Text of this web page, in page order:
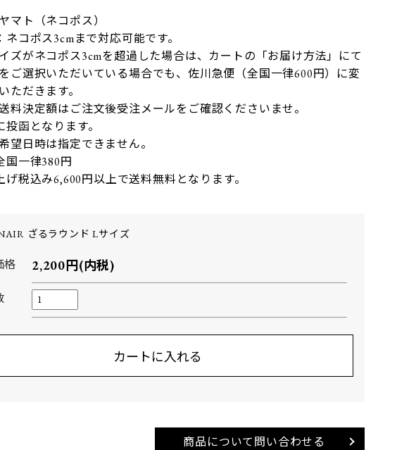
マト（ネコポス）
ネコポス3cmまで対応可能です。
ズがネコポス3cmを超過した場合は、カートの「お届け方法」にて
ご選択いただいている場合でも、佐川急便（全国一律600円）に変
ただきます。
料決定額はご注文後受注メールをご確認くださいませ。
函となります。
望日時は指定できません。
国一律380円
げ税込み6,600円以上で送料無料となります。
ざるラウンド Lサイズ
格 2,200円(内税)
商品について問い合わせる